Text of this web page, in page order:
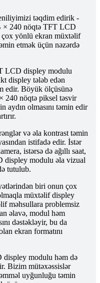
təqdim edirik -
× 240 nöqtə TFT LCD
çox yönlü ekran müxtəlif
etmək üçün nəzərdə
LCD displey modulu
displey tələb edən
edir. Böyük ölçüsünə
240 nöqtə piksel təsvir
aydın olmasını təmin edir
və əla kontrast təmin
istifadə edir. İstər
istərsə də ağıllı saat,
modulu əla vizual
tutulub.
biri onun çox
müxtəlif displey
məhsullara problemsiz
əlavə, modul həm
dəstəkləyir, bu da
ekran formatını
modulu həm də
Bizim mütəxəssislər
uyğunluğu təmin